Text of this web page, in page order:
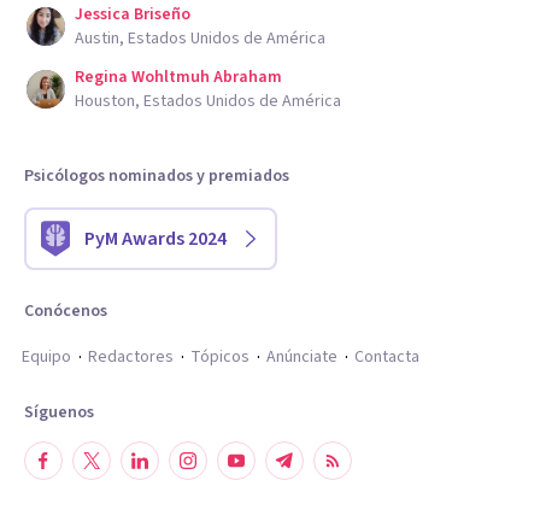
Jessica Briseño
Austin, Estados Unidos de América
Regina Wohltmuh Abraham
Houston, Estados Unidos de América
Psicólogos nominados y premiados
PyM Awards 2024
Conócenos
Equipo
Redactores Tópicos Anúnciate Contacta
Síguenos